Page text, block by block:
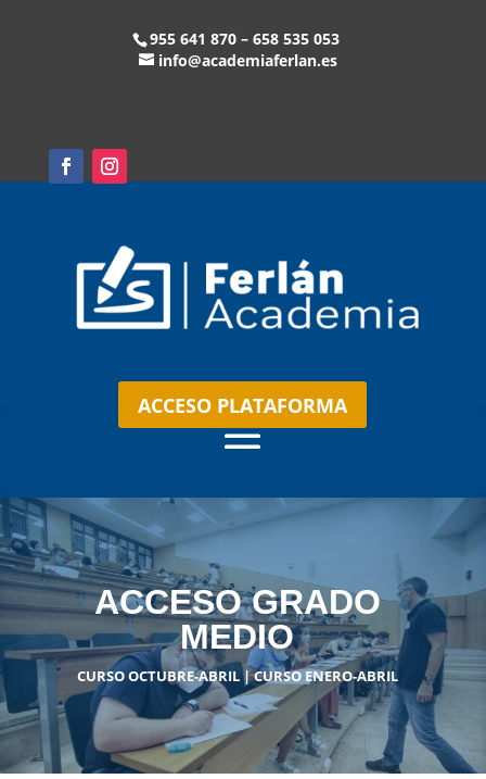
955 641 870 – 658 535 053
info@academiaferlan.es
ACCESO PLATAFORMA
ACCESO GRADO
MEDIO
CURSO OCTUBRE-ABRIL | CURSO ENERO-ABRIL